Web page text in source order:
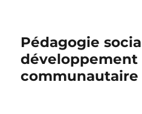
Pédagogie
développement
communautaire